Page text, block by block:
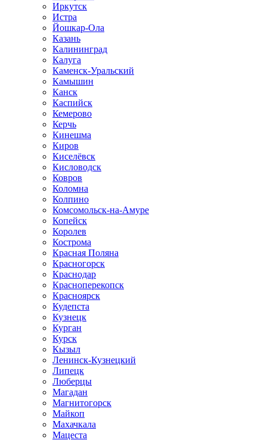
Иркутск
Истра
Йошкар-Ола
Казань
Калининград
Калуга
Каменск-Уральский
Камышин
Канск
Каспийск
Кемерово
Керчь
Кинешма
Киров
Киселёвск
Кисловодск
Ковров
Коломна
Колпино
Комсомольск-на-Амуре
Копейск
Королев
Кострома
Красная Поляна
Красногорск
Краснодар
Красноперекопск
Красноярск
Кудепста
Кузнецк
Курган
Курск
Кызыл
Ленинск-Кузнецкий
Липецк
Люберцы
Магадан
Магнитогорск
Майкоп
Махачкала
Мацеста